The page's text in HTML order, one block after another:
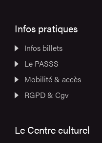
Infos pratiques
Infos billets
Le PASSS
Mobilité & accès
RGPD & Cgv
Le Centre culturel